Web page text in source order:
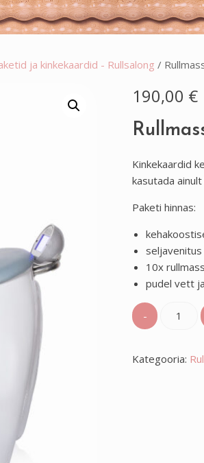
ja kinkekaardid - Rullsalong /
190,00 €
Kinkekaardid
kasutada
Paketi hinnas:
seljavenitus
10x
pudel vett
kogus
Kategooria: